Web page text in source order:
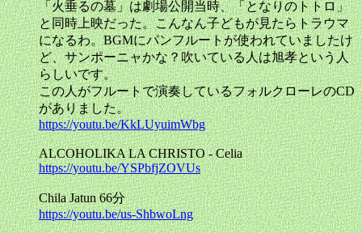
「火垂るの墓」は劇場公開当時、「となりのトトロ」
と同時上映だった。こんなん子どもが見たらトラウマ
になるわ。BGMにパンフルートが使われていましたけ
ど、サンポーニャかな？吹いている人は旭孝という人
らしいです。
この人がフルートで演奏しているフォルクローレのCD
がありました。
https://youtu.be/KkLUyuimWbg
ALCOHOLIKA LA CHRISTO - Celia
https://youtu.be/YSPbfjZOVUs
Chila Jatun 66分
https://youtu.be/us-ShbwoLng